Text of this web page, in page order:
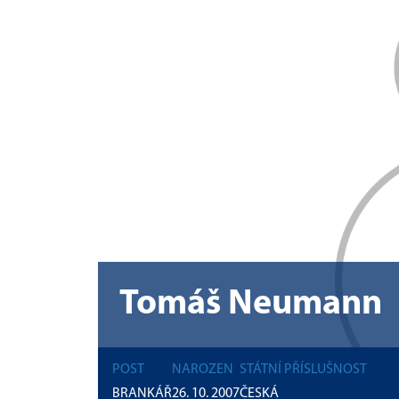
Tomáš Neumann
POST
BRANKÁŘ
NAROZEN
26. 10. 2007
STÁTNÍ PŘÍSLUŠNOST
ČESKÁ